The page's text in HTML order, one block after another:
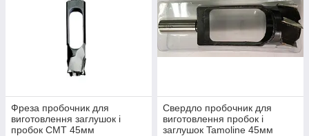
Фреза пробочник для
виготовлення заглушок і
пробок CMT 45мм
Свердло пробочник для
виготовлення пробок і
заглушок Tamoline 45мм